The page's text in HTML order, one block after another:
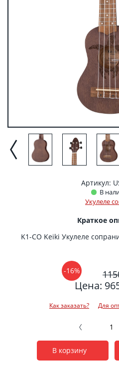
Артикул:
В
Укулеле
Краткое
K1-CO Keiki Укулеле
-16%
Цена:
Как заказать? Для
В корзину